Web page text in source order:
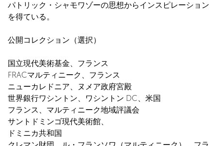
パトリック・シャモワゾーの思想からインスピレーション
を得ている。
公開コレクション（選択）
国立現代美術基金、フランス
FRACマルティニーク、フランス
ニューカレドニア、ヌメア政府宮殿
世界銀行ワシントン、ワシントン DC、米国
フランス、マルティニーク地域評議会
サントドミンゴ現代美術館、
ドミニカ共和国